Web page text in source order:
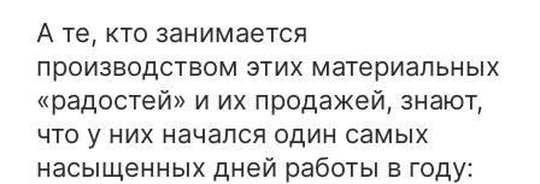
А те, кто занимается
производством этих материальных
«радостей» и их продажей, знают,
что у них начался один самых
насыщенных дней работы в году: